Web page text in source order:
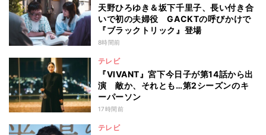
天野ひろゆき＆坂下千里子、長い付き合
いで初の夫婦役 GACKTの呼びかけで
『ブラックトリック』登場
8時間前
テレビ
『VIVANT』宮下今日子が第14話から出
演 敵か、それとも…第2シーズンのキ
ーパーソン
17時間前
テレビ